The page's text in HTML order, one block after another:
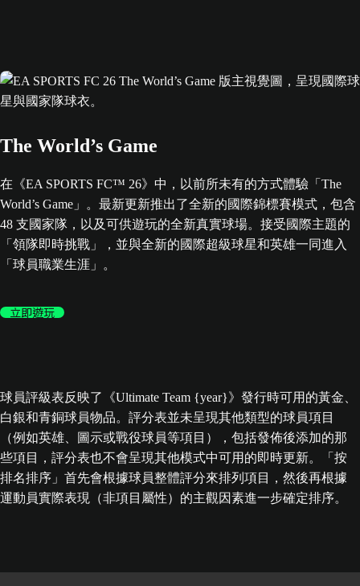
The World’s Game
在《EA SPORTS FC™ 26》中，以前所未有的方式體驗「The
World’s Game」。最新更新推出了全新的國際錦標賽模式，包含
48 支國家隊，以及可供遊玩的全新真實球場。接受國際主題的
「領隊即時挑戰」，並與全新的國際超級球星和英雄一同進入
「球員職業生涯」。
立即遊玩
球員評級表反映了《Ultimate Team {year}》發行時可用的黃金、
白銀和青銅球員物品。評分表並未呈現其他類型的球員項目
（例如英雄、圖示或戰役球員等項目），包括發佈後添加的那
些項目，評分表也不會呈現其他模式中可用的即時更新。「按
排名排序」首先會根據球員整體評分來排列項目，然後再根據
運動員實際表現（非項目屬性）的主觀因素進一步確定排序。